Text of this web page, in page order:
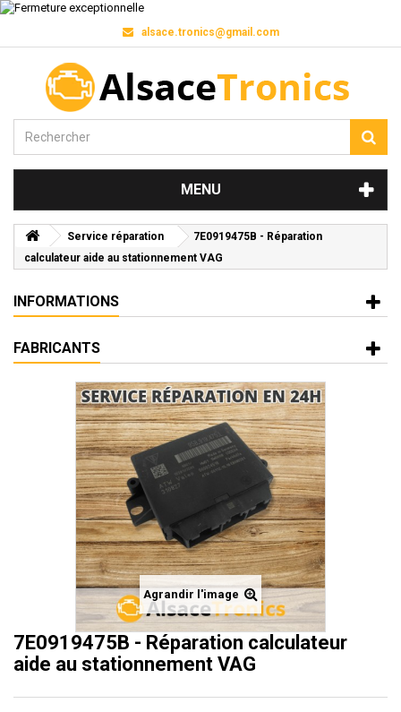
alsace.tronics@gmail.com
MENU
Service réparation
7E0919475B - Réparation
calculateur aide au stationnement VAG
INFORMATIONS
FABRICANTS
Agrandir l'image
7E0919475B - Réparation calculateur
aide au stationnement VAG